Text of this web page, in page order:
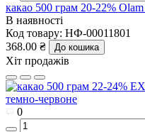
какао 500 грам 20-22%
В наявності
Код товару: НФ-00011801
368.00 ₴
До кошика
Хіт продажів
0